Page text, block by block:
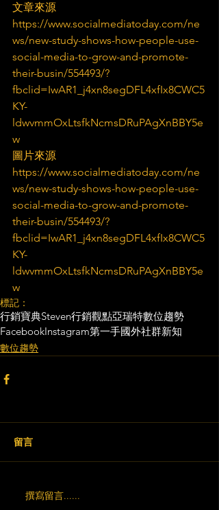
文章來源
https://www.socialmediatoday.com/ne
ws/new-study-shows-how-people-use-
social-media-to-grow-and-promote-
their-busin/554493/?
fbclid=IwAR1_j4xn8segDFL4xfIx8CWC5
KY-
ldwvmmOxLtsfkNcmsDRuPAgXnBBY5e
w
圖片來源
https://www.socialmediatoday.com/ne
ws/new-study-shows-how-people-use-
social-media-to-grow-and-promote-
their-busin/554493/?
fbclid=IwAR1_j4xn8segDFL4xfIx8CWC5
KY-
ldwvmmOxLtsfkNcmsDRuPAgXnBBY5e
w
標記：
行銷寶典Steven行銷觀點亞瑞特數位趨勢
FacebookInstagram第一手國外社群新知
數位趨勢
留言
撰寫留言......